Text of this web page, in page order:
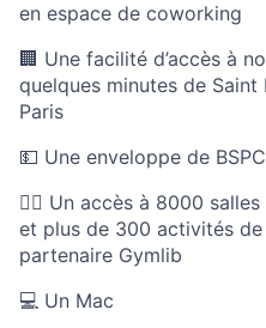
en espace de coworking
🏢 Une facilité d’accès à
quelques minutes de
Paris
💵 Une enveloppe de
🏃‍♀️ Un accès à 8000
et plus de 300 activités
partenaire Gymlib
💻 Un Mac